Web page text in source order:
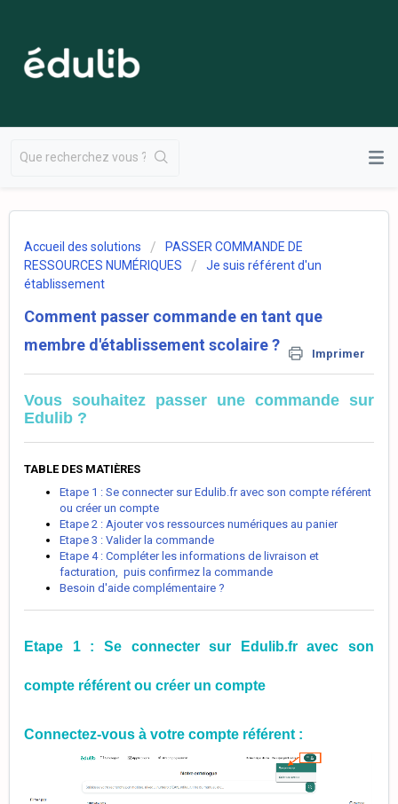
Accueil des solutions
PASSER COMMANDE DE
RESSOURCES NUMÉRIQUES
Je suis référent d'un
établissement
Comment passer commande en tant que
membre d'établissement scolaire ?
Imprimer
Vous souhaitez passer une commande sur
Edulib ?
TABLE DES MATIÈRES
Etape 1 : Se connecter sur Edulib.fr avec son compte référent
ou créer un compte
Etape 2 : Ajouter vos ressources numériques au panier
Etape 3 : Valider la commande
Etape 4 : Compléter les informations de livraison et
facturation, puis confirmez la commande
Besoin d'aide complémentaire ?
Etape 1 : Se connecter sur Edulib.fr avec son
compte référent ou créer un compte
Connectez-vous à votre compte référent :